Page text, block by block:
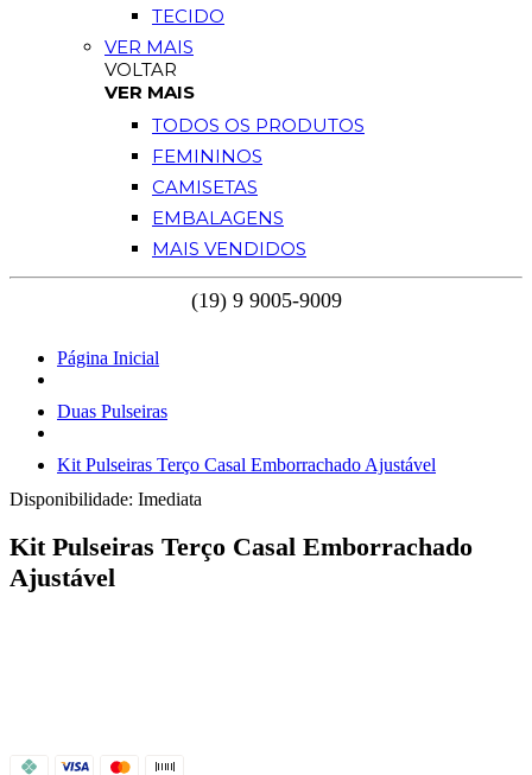
TECIDO
VER MAIS
VOLTAR
VER MAIS
TODOS OS PRODUTOS
FEMININOS
CAMISETAS
EMBALAGENS
MAIS VENDIDOS
Página Inicial
Duas Pulseiras
Kit Pulseiras Terço Casal Emborrachado Ajustável
Disponibilidade: Imediata
Kit Pulseiras Terço Casal Emborrachado
Ajustável